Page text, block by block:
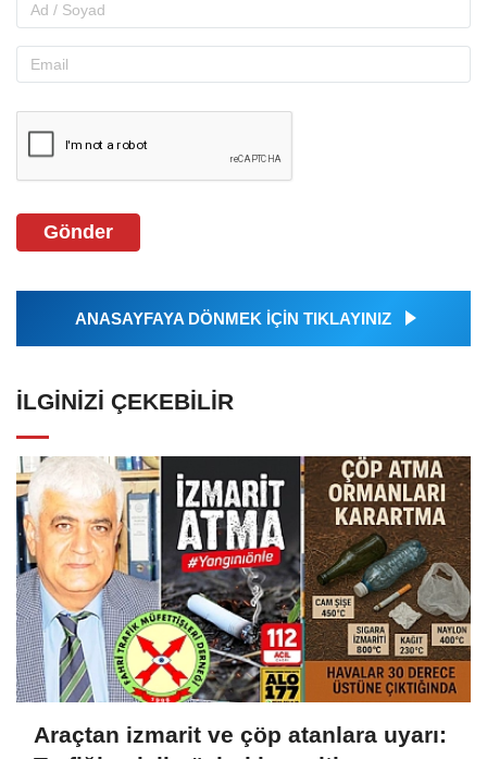
Gönder
ANASAYFAYA DÖNMEK İÇİN TIKLAYINIZ
İLGINIZI ÇEKEBILIR
Araçtan izmarit ve çöp atanlara uyarı: